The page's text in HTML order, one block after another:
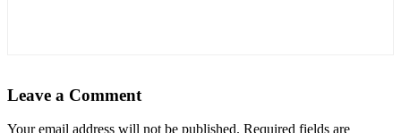
Leave a Comment
Your email address will not be published. Required fields are